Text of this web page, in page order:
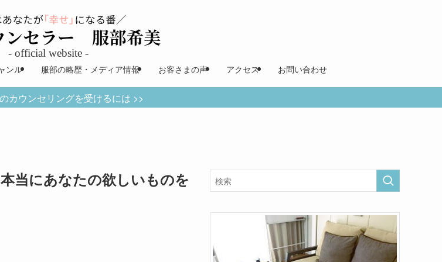
ンル 服部の略歴・メディア情報 お客さまの声 アクセス お問い合わせ
カウンセリングを受けるには >>
当にあなたの欲しいものを